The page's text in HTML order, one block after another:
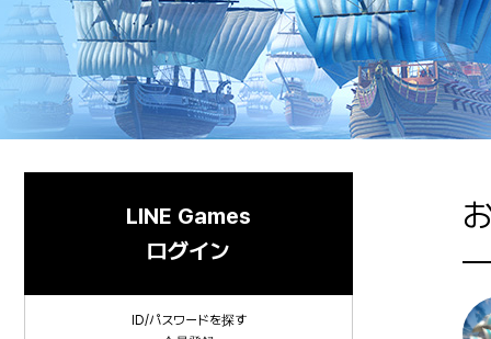
不具合
イベント
Originノート
🐥
初心者航海ノート
LINE Games
ログイン
ID/パスワードを探す